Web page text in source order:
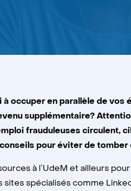
occuper en parallèle de
supplémentaire?
frauduleuses circulent,
pour éviter de tomber
à l’UdeM et ailleurs
sites spécialisés comme